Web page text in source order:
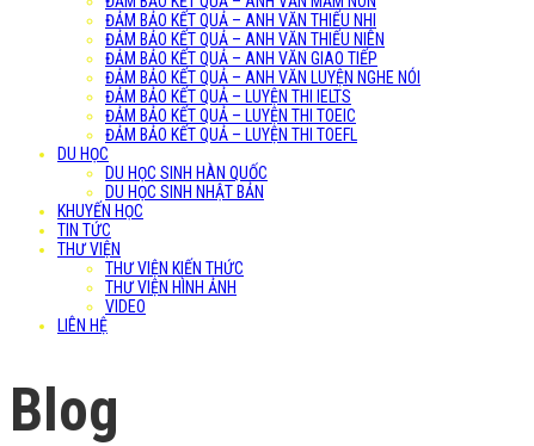
ĐẢM BẢO KẾT QUẢ – ANH VĂN THIẾU NHI
ĐẢM BẢO KẾT QUẢ – ANH VĂN THIẾU NIÊN
ĐẢM BẢO KẾT QUẢ – ANH VĂN GIAO TIẾP
ĐẢM BẢO KẾT QUẢ – ANH VĂN LUYỆN NGHE NÓI
ĐẢM BẢO KẾT QUẢ – LUYỆN THI IELTS
ĐẢM BẢO KẾT QUẢ – LUYỆN THI TOEIC
ĐẢM BẢO KẾT QUẢ – LUYỆN THI TOEFL
DU HỌC
DU HỌC SINH HÀN QUỐC
DU HỌC SINH NHẬT BẢN
KHUYẾN HỌC
TIN TỨC
THƯ VIỆN
THƯ VIỆN KIẾN THỨC
THƯ VIỆN HÌNH ẢNH
VIDEO
LIÊN HỆ
Blog